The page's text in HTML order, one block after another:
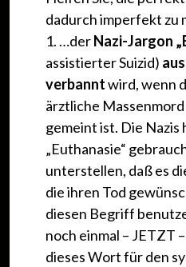
dadurch imperfekt zu
1. …derNazi-Jargon
assistierter Suizid)
verbanntwird, wenn
ärztliche
gemeint ist. Die Nazis
„Euthanasie“
unterstellen, daß es
die ihren Tod
diesen Begriff
noch einmal – JETZT
dieses Wort für den